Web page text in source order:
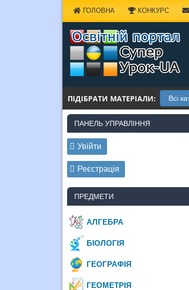
ГОЛОВНА КОНКУРС
ПІДІБРАТИ МАТЕРІАЛИ:
ПАНЕЛЬ УПРАВЛІННЯ
Увійти
Реєстрація
ПРЕДМЕТИ
АЛГЕБРА
БІОЛОГІЯ
ГЕОГРАФІЯ
ГЕОМЕТРІЯ